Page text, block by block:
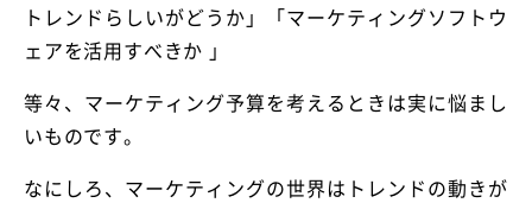
トレンドらしいがどうか」「マーケティングソフトウ
ェアを活用すべきか 」
等々、マーケティング予算を考えるときは実に悩まし
いものです。
なにしろ、マーケティングの世界はトレンドの動きが